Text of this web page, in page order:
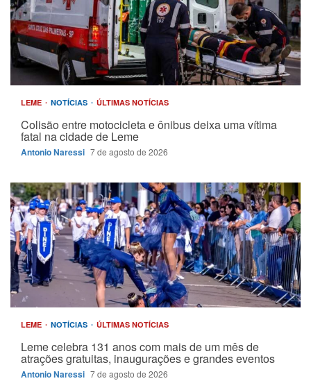
LEME NOTÍCIAS ÚLTIMAS NOTÍCIAS
Colisão entre motocicleta e ônibus deixa uma vítima
fatal na cidade de Leme
Antonio Naressi 7 de agosto de 2026
LEME NOTÍCIAS ÚLTIMAS NOTÍCIAS
Leme celebra 131 anos com mais de um mês de
atrações gratuitas, inaugurações e grandes eventos
Antonio Naressi 7 de agosto de 2026